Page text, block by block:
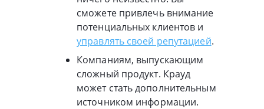
сможете привлечь внимание
потенциальных клиентов и
управлять своей репутацией.
Компаниям, выпускающим
сложный продукт. Крауд
может стать дополнительным
источником информации.